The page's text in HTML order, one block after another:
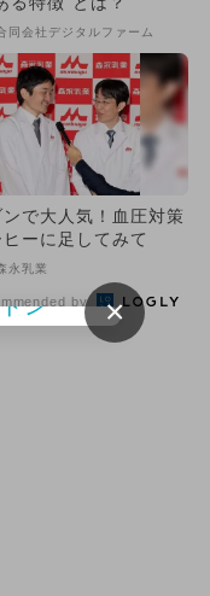
同会社デジタルファーム
ンで大人気！血圧対策
ーに足してみて
永乳業
by ×